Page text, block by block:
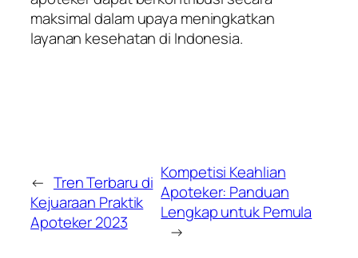
maksimal dalam upaya meningkatkan
layanan kesehatan di Indonesia.
← Tren Terbaru di
Kejuaraan Praktik
Apoteker 2023
Kompetisi Keahlian
Apoteker: Panduan
Lengkap untuk Pemula
→